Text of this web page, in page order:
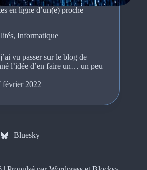
en ligne d’un(e) proche
, Informatique
vu passer sur le blog de
l’idée d’en faire un… un peu
février 2022
Bluesky